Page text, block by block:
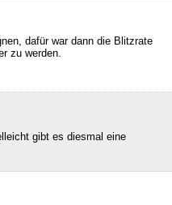
dafür war dann die Blitzrate
zu werden.
gibt es diesmal eine